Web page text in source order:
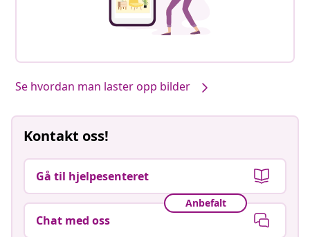
Se hvordan man laster opp bilder
Kontakt oss!
Gå til hjelpesenteret
Anbefalt
Chat med oss